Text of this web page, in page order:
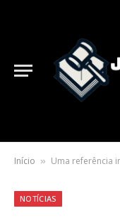
Início » Uma referência
NOTÍCIAS